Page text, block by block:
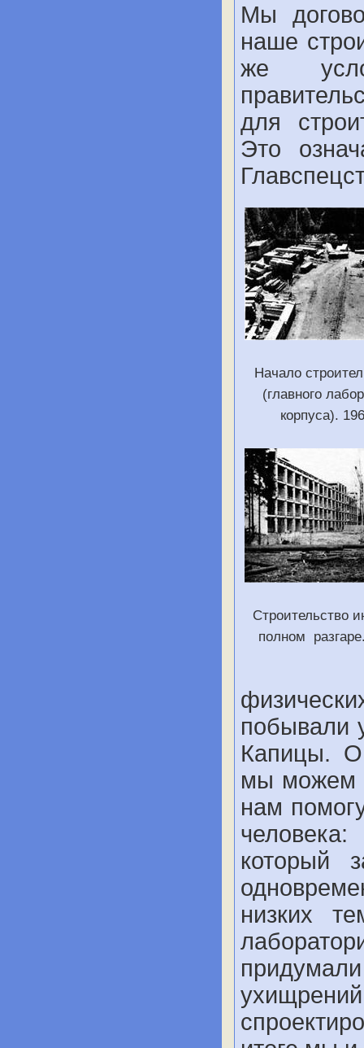
Мы
наше
же
для
Это
Начало
(главного
корпуса).
Строительство
полном
побывали
Капицы.
мы можем
нам
который
низких